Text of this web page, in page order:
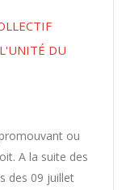
DU
ou
A la suite des
des 09 juillet